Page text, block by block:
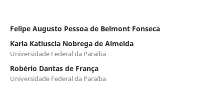
Felipe Augusto Pessoa de Belmont Fonseca
Karla Katiuscia Nobrega de Almeida
Universidade Federal da Paraiba
Robério Dantas de França
Universidade Federal da Paraíba